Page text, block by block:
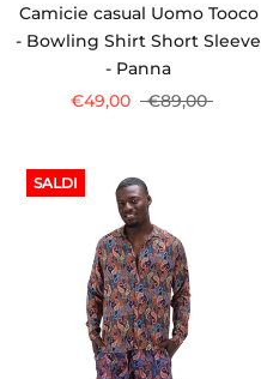
Camicie casual Uomo Tooco
- Bowling Shirt Short Sleeve
- Panna
€49,00
€89,00
SALDI